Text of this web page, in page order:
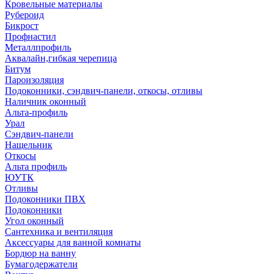
Кровельные материалы
Рубероид
Бикрост
Профнастил
Металлпрофиль
Аквалайн,гибкая черепица
Битум
Пароизоляция
Подоконники, сэндвич-панели, откосы, отливы
Наличник оконный
Альта-профиль
Урал
Сэндвич-панели
Нащельник
Откосы
Альта профиль
ЮУТК
Отливы
Подоконники ПВХ
Подоконники
Угол оконный
Сантехника и вентиляция
Аксессуары для ванной комнаты
Бордюр на ванну
Бумагодержатели